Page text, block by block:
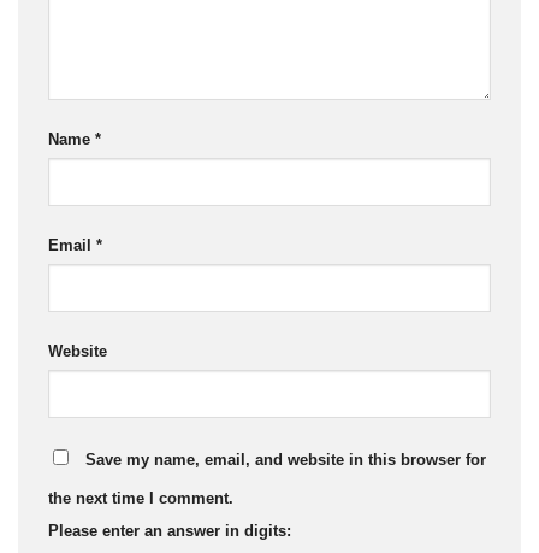
Name *
Email *
Website
Save my name, email, and website in this browser for
the next time I comment.
Please enter an answer in digits: